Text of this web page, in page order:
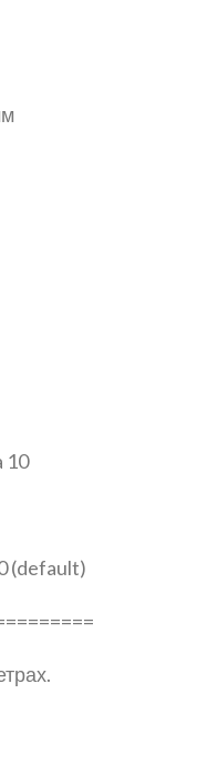
10
(default)